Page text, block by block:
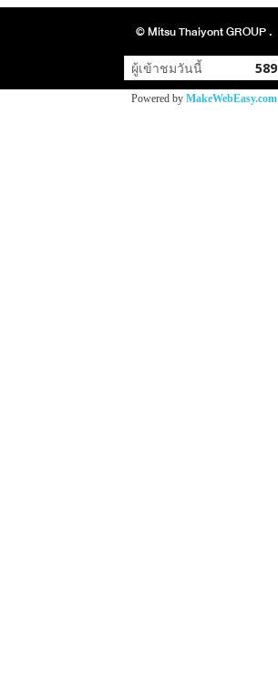
© Mitsu Thaiyont GROUP .
ผู้เข้าชมวันนี้ 589
Powered by MakeWebEasy.com